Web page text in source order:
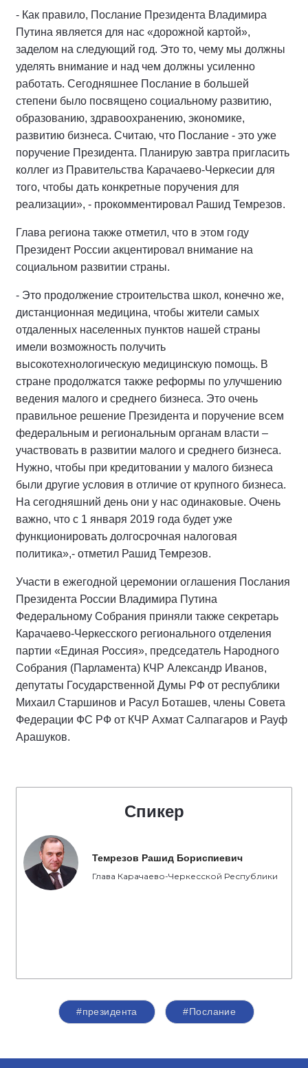
- Как правило, Послание Президента Владимира
Путина является для нас «дорожной картой»,
заделом на следующий год. Это то, чему мы должны
уделять внимание и над чем должны усиленно
работать. Сегодняшнее Послание в большей
степени было посвящено социальному развитию,
образованию, здравоохранению, экономике,
развитию бизнеса. Считаю, что Послание - это уже
поручение Президента. Планирую завтра пригласить
коллег из Правительства Карачаево-Черкесии для
того, чтобы дать конкретные поручения для
реализации», - прокомментировал Рашид Темрезов.
Глава региона также отметил, что в этом году
Президент России акцентировал внимание на
социальном развитии страны.
- Это продолжение строительства школ, конечно же,
дистанционная медицина, чтобы жители самых
отдаленных населенных пунктов нашей страны
имели возможность получить
высокотехнологическую медицинскую помощь. В
стране продолжатся также реформы по улучшению
ведения малого и среднего бизнеса. Это очень
правильное решение Президента и поручение всем
федеральным и региональным органам власти –
участвовать в развитии малого и среднего бизнеса.
Нужно, чтобы при кредитовании у малого бизнеса
были другие условия в отличие от крупного бизнеса.
На сегодняшний день они у нас одинаковые. Очень
важно, что с 1 января 2019 года будет уже
функционировать долгосрочная налоговая
политика»,- отметил Рашид Темрезов.
Участи в ежегодной церемонии оглашения Послания
Президента России Владимира Путина
Федеральному Собрания приняли также секретарь
Карачаево-Черкесского регионального отделения
партии «Единая Россия», председатель Народного
Собрания (Парламента) КЧР Александр Иванов,
депутаты Государственной Думы РФ от республики
Михаил Старшинов и Расул Боташев, члены Совета
Федерации ФС РФ от КЧР Ахмат Салпагаров и Рауф
Арашуков.
Спикер
Темрезов Рашид Бориспиевич
Глава Карачаево-Черкесской Республики
#президента #Послание